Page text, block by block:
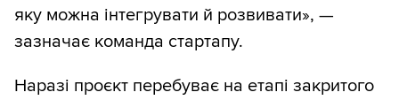
яку можна інтегрувати й розвивати», —
зазначає команда стартапу.
Наразі проєкт перебуває на етапі закритого